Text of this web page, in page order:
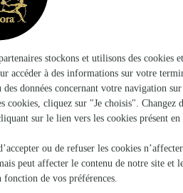
Interflora à